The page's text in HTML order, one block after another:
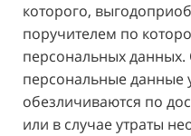
которого,
поручителем по
персональных
персональные данные
обезличиваются по
или в случае утраты